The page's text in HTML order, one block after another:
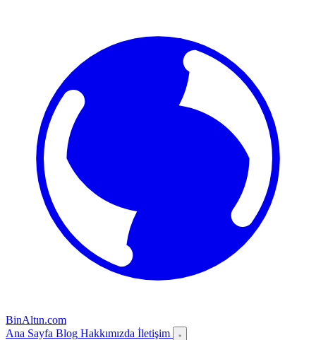
BinAltın.com
Ana Sayfa Blog Hakkımızda İletişim